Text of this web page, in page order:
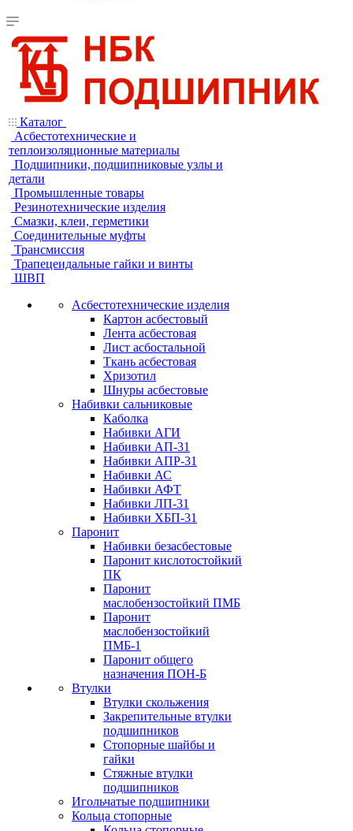
Каталог
Асбестотехнические и
теплоизоляционные материалы
Подшипники, подшипниковые узлы и
детали
Промышленные товары
Резинотехнические изделия
Смазки, клеи, герметики
Соединительные муфты
Трансмиссия
Трапецеидальные гайки и винты
ШВП
Асбестотехнические изделия
Картон асбестовый
Лента асбестовая
Лист асбостальной
Ткань асбестовая
Хризотил
Шнуры асбестовые
Набивки сальниковые
Каболка
Набивки АГИ
Набивки АП-31
Набивки АПР-31
Набивки АС
Набивки АФТ
Набивки ЛП-31
Набивки ХБП-31
Паронит
Набивки безасбестовые
Паронит кислотостойкий
ПК
Паронит
маслобензостойкий ПМБ
Паронит
маслобензостойкий
ПМБ-1
Паронит общего
назначения ПОН-Б
Втулки
Втулки скольжения
Закрепительные втулки
подшипников
Стопорные шайбы и
гайки
Стяжные втулки
подшипников
Игольчатые подшипники
Кольца стопорные